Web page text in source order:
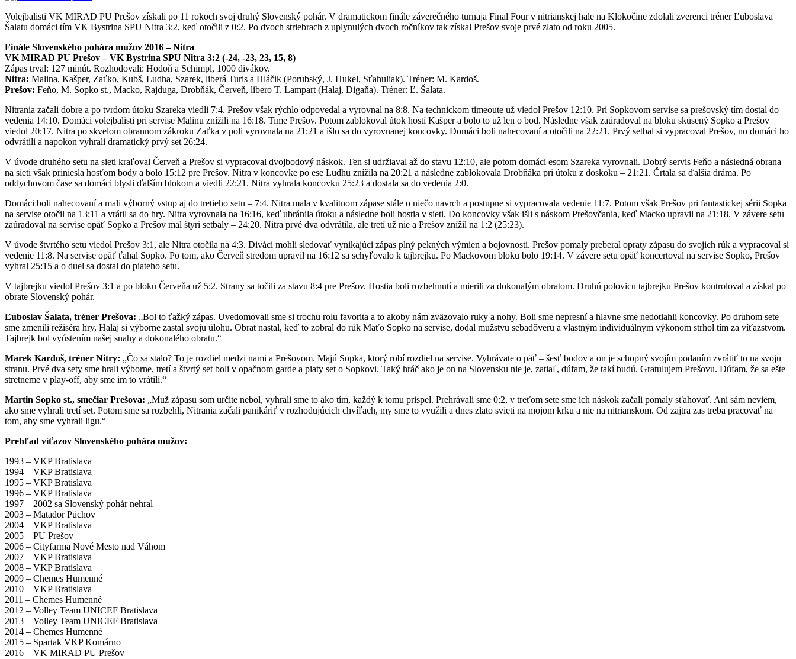
Volejbalisti VK MIRAD PU Prešov získali po 11 rokoch svoj druhý Slovenský pohár. V dramatickom finále záverečného turnaja Final Four v nitrianskej hale na Klokočine zdolali zverenci tréner Ľuboslava
Šalatu domáci tím VK Bystrina SPU Nitra 3:2, keď otočili z 0:2. Po dvoch striebrach z uplynulých dvoch ročníkov tak získal Prešov svoje prvé zlato od roku 2005.
Finále Slovenského pohára mužov 2016 – Nitra
VK MIRAD PU Prešov – VK Bystrina SPU Nitra 3:2 (-24, -23, 23, 15, 8)
Zápas trval: 127 minút. Rozhodovali: Hodoň a Schimpl, 1000 divákov.
Nitra: Malina, Kašper, Zaťko, Kubš, Ludha, Szarek, liberá Turis a Hláčik (Porubský, J. Hukel, Sťahuliak). Tréner: M. Kardoš.
Prešov: Feňo, M. Sopko st., Macko, Rajduga, Drobňák, Červeň, libero T. Lampart (Halaj, Digaňa). Tréner: Ľ. Šalata.
Nitrania začali dobre a po tvrdom útoku Szareka viedli 7:4. Prešov však rýchlo odpovedal a vyrovnal na 8:8. Na technickom timeoute už viedol Prešov 12:10. Pri Sopkovom servise sa prešovský tím dostal do
vedenia 14:10. Domáci volejbalisti pri servise Malinu znížili na 16:18. Time Prešov. Potom zablokoval útok hostí Kašper a bolo to už len o bod. Následne však zaúradoval na bloku skúsený Sopko a Prešov
viedol 20:17. Nitra po skvelom obrannom zákroku Zaťka v poli vyrovnala na 21:21 a išlo sa do vyrovnanej koncovky. Domáci boli nahecovaní a otočili na 22:21. Prvý setbal si vypracoval Prešov, no domáci ho
odvrátili a napokon vyhrali dramatický prvý set 26:24.
V úvode druhého setu na sieti kraľoval Červeň a Prešov si vypracoval dvojbodový náskok. Ten si udržiaval až do stavu 12:10, ale potom domáci esom Szareka vyrovnali. Dobrý servis Feňo a následná obrana
na sieti však priniesla hosťom body a bolo 15:12 pre Prešov. Nitra v koncovke po ese Ludhu znížila na 20:21 a následne zablokovala Drobňáka pri útoku z doskoku – 21:21. Črtala sa ďalšia dráma. Po
oddychovom čase sa domáci blysli ďalším blokom a viedli 22:21. Nitra vyhrala koncovku 25:23 a dostala sa do vedenia 2:0.
Domáci boli nahecovaní a mali výborný vstup aj do tretieho setu – 7:4. Nitra mala v kvalitnom zápase stále o niečo navrch a postupne si vypracovala vedenie 11:7. Potom však Prešov pri fantastickej sérii Sopka
na servise otočil na 13:11 a vrátil sa do hry. Nitra vyrovnala na 16:16, keď ubránila útoku a následne boli hostia v sieti. Do koncovky však išli s náskom Prešovčania, keď Macko upravil na 21:18. V závere setu
zaúradoval na servise opäť Sopko a Prešov mal štyri setbaly – 24:20. Nitra prvé dva odvrátila, ale tretí už nie a Prešov znížil na 1:2 (25:23).
V úvode štvrtého setu viedol Prešov 3:1, ale Nitra otočila na 4:3. Diváci mohli sledovať vynikajúci zápas plný pekných výmien a bojovnosti. Prešov pomaly preberal opraty zápasu do svojich rúk a vypracoval si
vedenie 11:8. Na servise opäť ťahal Sopko. Po tom, ako Červeň stredom upravil na 16:12 sa schyľovalo k tajbrejku. Po Mackovom bloku bolo 19:14. V závere setu opäť koncertoval na servise Sopko, Prešov
vyhral 25:15 a o duel sa dostal do piateho setu.
V tajbrejku viedol Prešov 3:1 a po bloku Červeňa už 5:2. Strany sa točili za stavu 8:4 pre Prešov. Hostia boli rozbehnutí a mierili za dokonalým obratom. Druhú polovicu tajbrejku Prešov kontroloval a získal po
obrate Slovenský pohár.
Ľuboslav Šalata, tréner Prešova: „Bol to ťažký zápas. Uvedomovali sme si trochu rolu favorita a to akoby nám zväzovalo ruky a nohy. Boli sme nepresní a hlavne sme nedotiahli koncovky. Po druhom sete
sme zmenili režiséra hry, Halaj si výborne zastal svoju úlohu. Obrat nastal, keď to zobral do rúk Maťo Sopko na servise, dodal mužstvu sebadôveru a vlastným individuálnym výkonom strhol tím za víťazstvom.
Tajbrejk bol vyústením našej snahy a dokonalého obratu.“
Marek Kardoš, tréner Nitry: „Čo sa stalo? To je rozdiel medzi nami a Prešovom. Majú Sopka, ktorý robí rozdiel na servise. Vyhrávate o päť – šesť bodov a on je schopný svojím podaním zvrátiť to na svoju
stranu. Prvé dva sety sme hrali výborne, tretí a štvrtý set boli v opačnom garde a piaty set o Sopkovi. Taký hráč ako je on na Slovensku nie je, zatiaľ, dúfam, že takí budú. Gratulujem Prešovu. Dúfam, že sa ešte
stretneme v play-off, aby sme im to vrátili.“
Martin Sopko st., smečiar Prešova: „Muž zápasu som určite nebol, vyhrali sme to ako tím, každý k tomu prispel. Prehrávali sme 0:2, v treťom sete sme ich náskok začali pomaly sťahovať. Ani sám neviem,
ako sme vyhrali tretí set. Potom sme sa rozbehli, Nitrania začali panikáriť v rozhodujúcich chvíľach, my sme to využili a dnes zlato svieti na mojom krku a nie na nitrianskom. Od zajtra zas treba pracovať na
tom, aby sme vyhrali ligu.“
Prehľad víťazov Slovenského pohára mužov:
1993 – VKP Bratislava
1994 – VKP Bratislava
1995 – VKP Bratislava
1996 – VKP Bratislava
1997 – 2002 sa Slovenský pohár nehral
2003 – Matador Púchov
2004 – VKP Bratislava
2005 – PU Prešov
2006 – Cityfarma Nové Mesto nad Váhom
2007 – VKP Bratislava
2008 – VKP Bratislava
2009 – Chemes Humenné
2010 – VKP Bratislava
2011 – Chemes Humenné
2012 – Volley Team UNICEF Bratislava
2013 – Volley Team UNICEF Bratislava
2014 – Chemes Humenné
2015 – Spartak VKP Komárno
2016 – VK MIRAD PU Prešov